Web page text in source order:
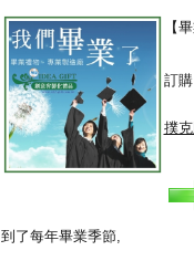
【
訂購
撲
到了每年畢業季節,